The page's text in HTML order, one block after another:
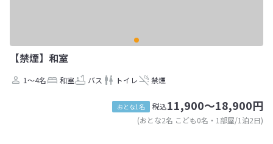
【禁煙】和室
1～4名 和室 バス トイレ 禁煙
おとな1名 税込11,900～18,900円
(おとな2名 こども0名・1部屋/1泊2日)